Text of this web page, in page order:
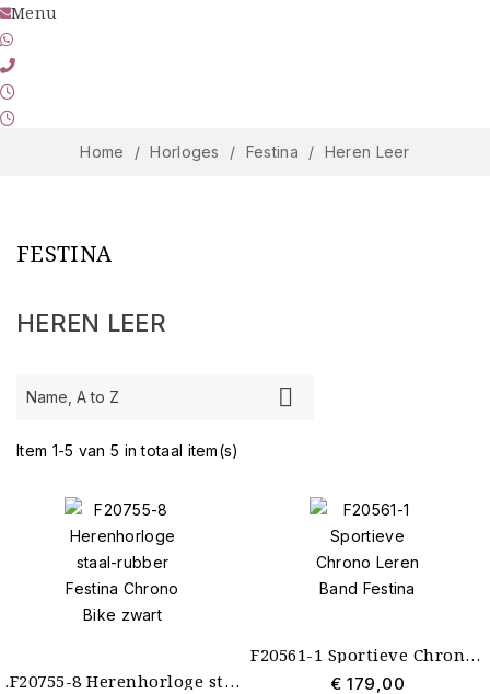
marcel@cdjuwelier.nl
Menu
Home Horloges Festina Heren Leer
FESTINA
Prijs
€
Kast
HEREN LEER
Name, A to Z 
Item 1-5 van 5 in totaal item(s)
.F20755-8 Herenhorloge staal-rubber Festina Chrono Bike zwart
F20561-1 Sportieve Chrono Leren Band Festina
€ 179,00